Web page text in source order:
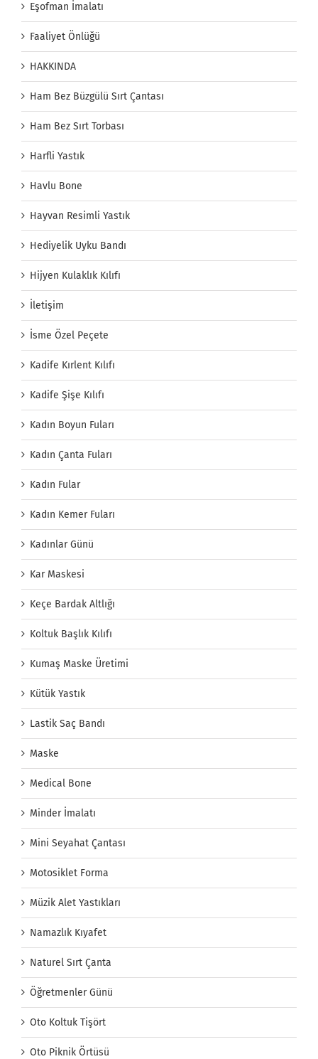
Eşofman İmalatı
Faaliyet Önlüğü
HAKKINDA
Ham Bez Büzgülü Sırt Çantası
Ham Bez Sırt Torbası
Harfli Yastık
Havlu Bone
Hayvan Resimli Yastık
Hediyelik Uyku Bandı
Hijyen Kulaklık Kılıfı
İletişim
İsme Özel Peçete
Kadife Kırlent Kılıfı
Kadife Şişe Kılıfı
Kadın Boyun Fuları
Kadın Çanta Fuları
Kadın Fular
Kadın Kemer Fuları
Kadınlar Günü
Kar Maskesi
Keçe Bardak Altlığı
Koltuk Başlık Kılıfı
Kumaş Maske Üretimi
Kütük Yastık
Lastik Saç Bandı
Maske
Medical Bone
Minder İmalatı
Mini Seyahat Çantası
Motosiklet Forma
Müzik Alet Yastıkları
Namazlık Kıyafet
Naturel Sırt Çanta
Öğretmenler Günü
Oto Koltuk Tişört
Oto Piknik Örtüsü